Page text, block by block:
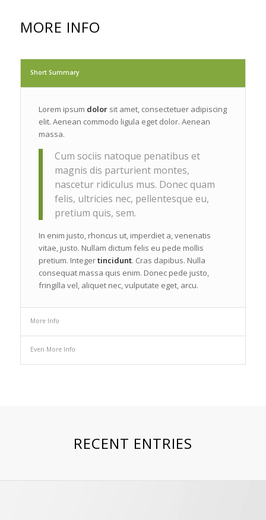
MORE INFO
Short Summary
Lorem ipsum dolorsit amet, consectetuer adipiscing
elit. Aenean commodo ligula eget dolor. Aenean
massa.
Cum sociis natoque penatibus et
magnis dis parturient montes,
nascetur ridiculus mus. Donec quam
felis, ultricies nec, pellentesque eu,
pretium quis, sem.
In enim justo, rhoncus ut, imperdiet a, venenatis
vitae, justo. Nullam dictum felis eu pede mollis
pretium. Integertincidunt. Cras dapibus. Nulla
consequat massa quis enim. Donec pede justo,
fringilla vel, aliquet nec, vulputate eget, arcu.
More Info
Even More Info
RECENT ENTRIES